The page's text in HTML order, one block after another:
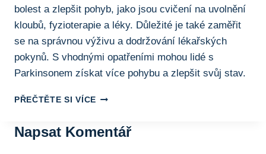
bolest a zlepšit pohyb, jako jsou cvičení na uvolnění
kloubů, fyzioterapie a léky. Důležité je také zaměřit
se na správnou výživu a dodržování lékařských
pokynů. S vhodnými opatřeními mohou lidé s
Parkinsonem získat více pohybu a zlepšit svůj stav.
PŘEČTĚTE SI VÍCEBOLESTI
PARKINSON:
Napsat Komentář